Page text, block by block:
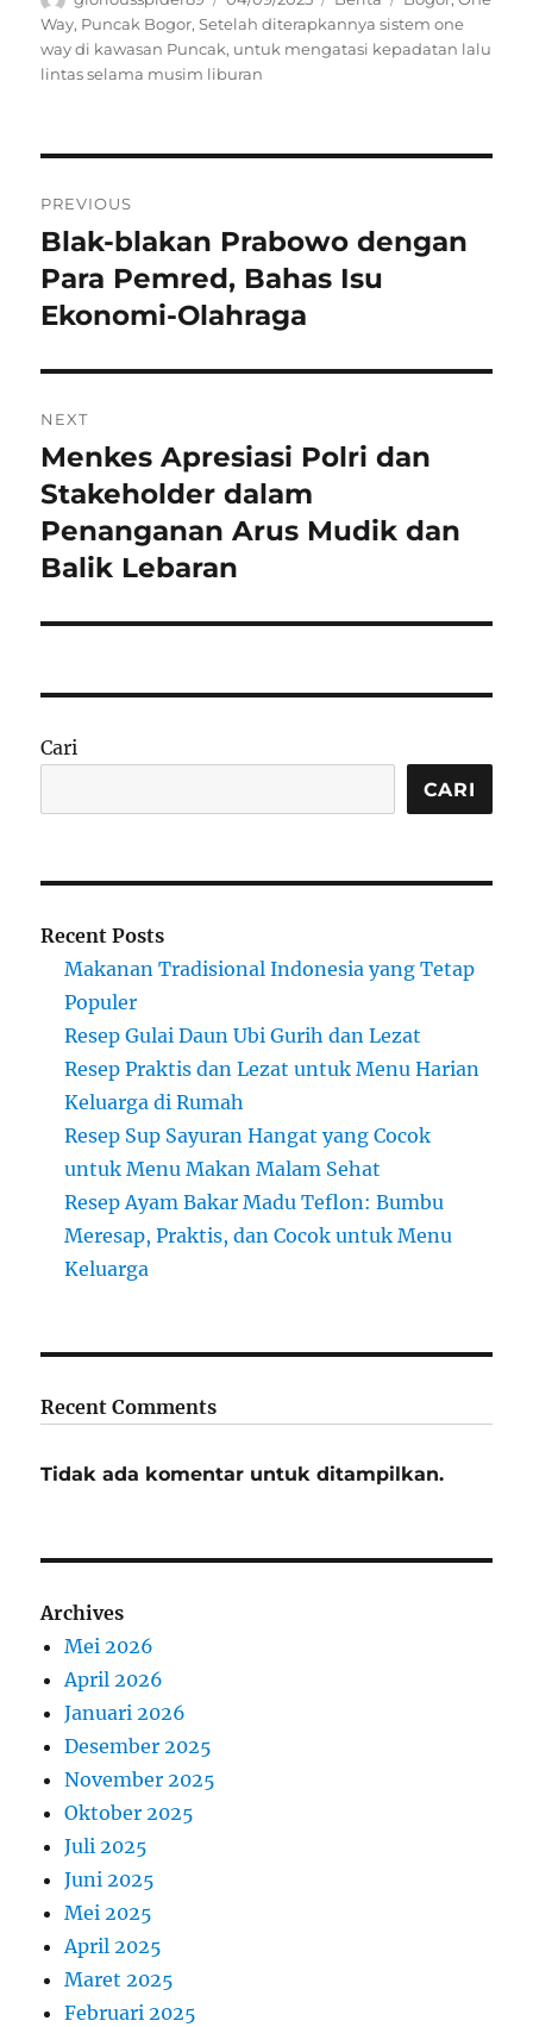
on
Way, Puncak Bogor,Setelah diterapkannya sistem one
way di kawasan Puncak, untuk mengatasi kepadatan lalu
lintas selama musim liburan
pos
PREVIOUS
Previous
post:
Blak-blakan Prabowo dengan
Para Pemred, Bahas Isu
Ekonomi-Olahraga
NEXT
Next
post:
Menkes Apresiasi Polri dan
Stakeholder dalam
Penanganan Arus Mudik dan
Balik Lebaran
Cari
CARI
Recent Posts
Makanan Tradisional Indonesia yang Tetap
Populer
Resep Gulai Daun Ubi Gurih dan Lezat
Resep Praktis dan Lezat untuk Menu Harian
Keluarga di Rumah
Resep Sup Sayuran Hangat yang Cocok
untuk Menu Makan Malam Sehat
Resep Ayam Bakar Madu Teflon: Bumbu
Meresap, Praktis, dan Cocok untuk Menu
Keluarga
Recent Comments
Tidak ada komentar untuk ditampilkan.
Archives
Mei 2026
April 2026
Januari 2026
Desember 2025
November 2025
Oktober 2025
Juli 2025
Juni 2025
Mei 2025
April 2025
Maret 2025
Februari 2025